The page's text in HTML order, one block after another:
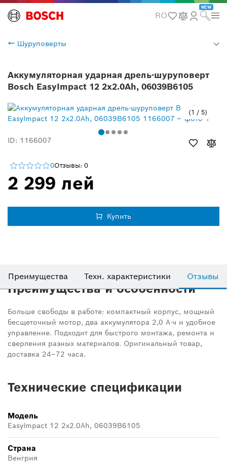
RO
NEW
Шуруповерты
Аккумуляторная ударная дрель-шуруповерт
Bosch EasyImpact 12 2x2.0Ah, 06039B6105
1 / 5
ID: 1166007
0Отзывы: 0
2 299 лей
Купить
Преимущества Техн. характеристики Отзывы
Преимущества и особенности
Больше свободы в работе: компактный корпус, мощный
бесщеточный мотор, два аккумулятора 2,0 А·ч и удобное
управление. Подходит для быстрого монтажа, ремонта и
сверления разных материалов. Оригинальный товар,
доставка 24–72 часа.
Технические спецификации
Модель
EasyImpact 12 2x2.0Ah, 06039B6105
Страна
Венгрия